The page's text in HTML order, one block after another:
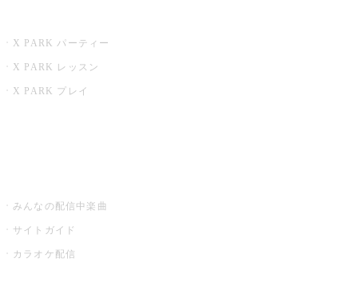
X PARK パーティー
X PARK レッスン
X PARK プレイ
みんなの配信中楽曲
サイトガイド
カラオケ配信